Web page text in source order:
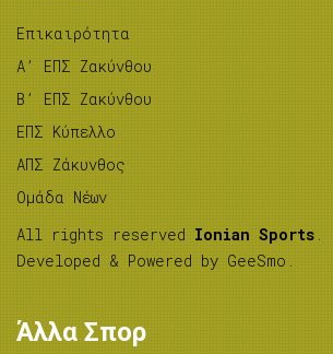
Επικαιρότητα
A’ ΕΠΣ Ζακύνθου
B’ ΕΠΣ Ζακύνθου
ΕΠΣ Κύπελλο
ΑΠΣ Ζάκυνθος
Ομάδα Νέων
All rights reserved Ionian Sports
Developed & Powered by GeeSmo
Άλλα Σπορ